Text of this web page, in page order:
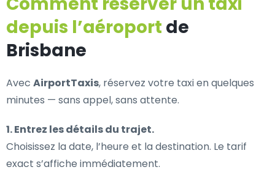
depuis l’aéroport de
Brisbane
Avec AirportTaxis, réservez votre taxi en quelques
minutes — sans appel, sans attente.
1. Entrez les détails du trajet.
Choisissez la date, l’heure et la destination. Le tarif
exact s’affiche immédiatement.